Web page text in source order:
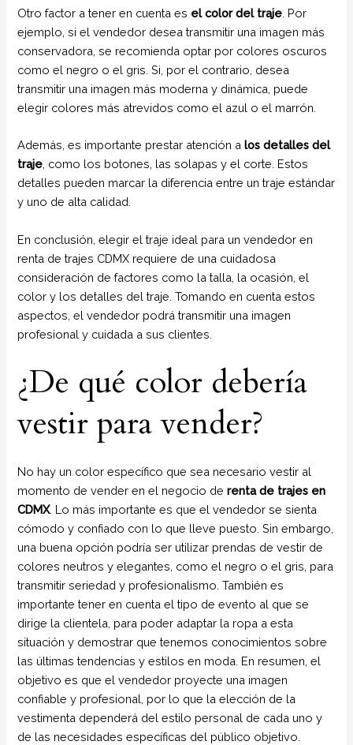
Otro factor a tener en cuenta es el color del traje . Por
ejemplo, si el vendedor desea transmitir una imagen más
conservadora, se recomienda optar por colores oscuros
como el negro o el gris. Si, por el contrario, desea
transmitir una imagen más moderna y dinámica, puede
elegir colores más atrevidos como el azul o el marrón.
Además, es importante prestar atención alos detalles del
traje , como los botones, las solapas y el corte. Estos
detalles pueden marcar la diferencia entre un traje estándar
y uno de alta calidad.
En conclusión, elegir el traje ideal para un vendedor en
renta de trajes CDMX requiere de una cuidadosa
consideración de factores como la talla, la ocasión, el
color y los detalles del traje. Tomando en cuenta estos
aspectos, el vendedor podrá transmitir una imagen
profesional y cuidada a sus clientes.
¿De qué color debería
vestir para vender?
No hay un color específico que sea necesario vestir al
momento de vender en el negocio derenta de trajes en
CDMX. Lo más importante es que el vendedor se sienta
cómodo y confiado con lo que lleve puesto. Sin embargo,
una buena opción podría ser utilizar prendas de vestir de
colores neutros y elegantes, como el negro o el gris, para
transmitir seriedad y profesionalismo. También es
importante tener en cuenta el tipo de evento al que se
dirige la clientela, para poder adaptar la ropa a esta
situación y demostrar que tenemos conocimientos sobre
las últimas tendencias y estilos en moda. En resumen, el
objetivo es que el vendedor proyecte una imagen
confiable y profesional, por lo que la elección de la
vestimenta dependerá del estilo personal de cada uno y
de las necesidades específicas del público objetivo.